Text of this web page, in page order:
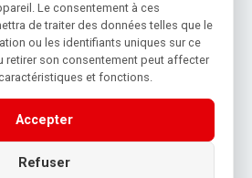
Le consentement à ces
de traiter des données telles que le
ou les identifiants uniques sur ce
retirer son consentement peut affecter
et fonctions.
Accepter
Refuser